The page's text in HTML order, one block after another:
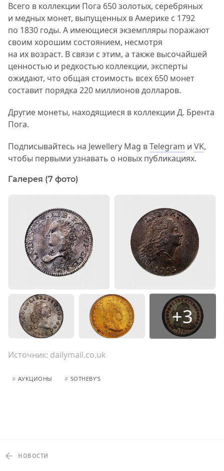
Всего в коллекции Пога 650 золотых, серебряных
и медных монет, выпущенных в Америке с 1792
по 1830 годы. А имеющиеся экземпляры поражают
своим хорошим состоянием, несмотря
на их возраст. В связи с этим, а также высочайшей
ценностью и редкостью коллекции, эксперты
ожидают, что общая стоимость всех 650 монет
составит порядка 220 миллионов долларов.
Другие монеты, находящиеся в коллекции Д. Брента
Пога.
Подписывайтесь на Jewellery Mag вTelegram и VK,
чтобы первыми узнавать о новых публикациях.
Галерея (7 фото)
+3
Источник: dailymail.co.uk
# АУКЦИОНЫ # SOTHEBY’S
НОВОСТИ